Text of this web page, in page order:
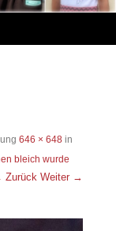
646 × 648in
bleich wurde
Zurück Weiter →